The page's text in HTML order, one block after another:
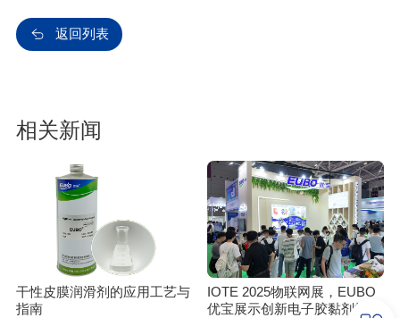
返回列表
相关新闻
干性皮膜润滑剂的应用工艺与
指南
IOTE 2025物联网展，EUBO
优宝展示创新电子胶黏剂技术